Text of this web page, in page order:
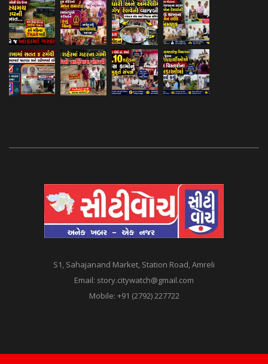
S1, Sahajanand Market, Station Road, Amreli
Email: story.citywatch@gmail.com
Mobile: +91 (2792) 227722